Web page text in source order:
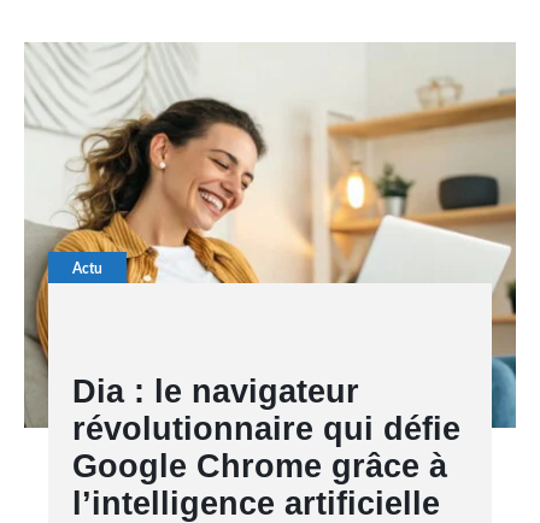
Actu
Dia : le navigateur
révolutionnaire qui défie
Google Chrome grâce à
l’intelligence artificielle